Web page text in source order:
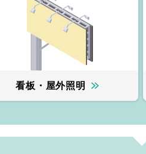
看板・屋外照明